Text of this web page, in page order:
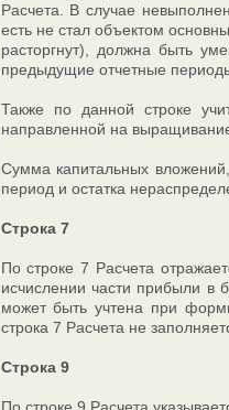
Расчета. В случае
есть не стал объектом
расторгнут), должна быть
предыдущие отчетные
Также по данной строке
направленной на
Сумма капитальных
период и остатка
Строка 7
По строке 7 Расчета
исчислении части прибыли в
может быть учтена при
строка 7 Расчета не
Строка 9